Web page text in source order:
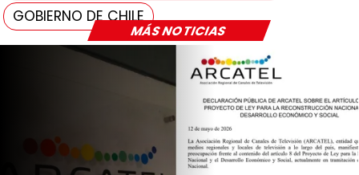
MÁS NOTICIAS
GOBIERNO DE CHILE